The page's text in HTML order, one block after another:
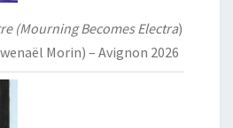
(Mourning Becomes Electra)
Morin) – Avignon 2026